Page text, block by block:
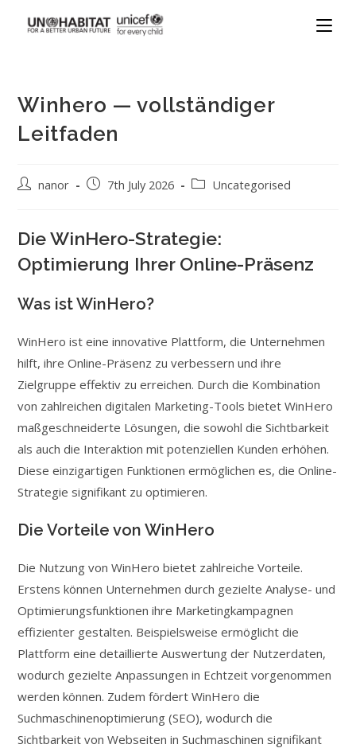
Winhero — vollständiger
Leitfaden
nanor 7th July 2026 Uncategorised
Die WinHero-Strategie:
Optimierung Ihrer Online-Präsenz
Was ist WinHero?
WinHero ist eine innovative Plattform, die Unternehmen
hilft, ihre Online-Präsenz zu verbessern und ihre
Zielgruppe effektiv zu erreichen. Durch die Kombination
von zahlreichen digitalen Marketing-Tools bietet WinHero
maßgeschneiderte Lösungen, die sowohl die Sichtbarkeit
als auch die Interaktion mit potenziellen Kunden erhöhen.
Diese einzigartigen Funktionen ermöglichen es, die Online-
Strategie signifikant zu optimieren.
Die Vorteile von WinHero
Die Nutzung von WinHero bietet zahlreiche Vorteile.
Erstens können Unternehmen durch gezielte Analyse- und
Optimierungsfunktionen ihre Marketingkampagnen
effizienter gestalten. Beispielsweise ermöglicht die
Plattform eine detaillierte Auswertung der Nutzerdaten,
wodurch gezielte Anpassungen in Echtzeit vorgenommen
werden können. Zudem fördert WinHero die
Suchmaschinenoptimierung (SEO), wodurch die
Sichtbarkeit von Webseiten in Suchmaschinen signifikant